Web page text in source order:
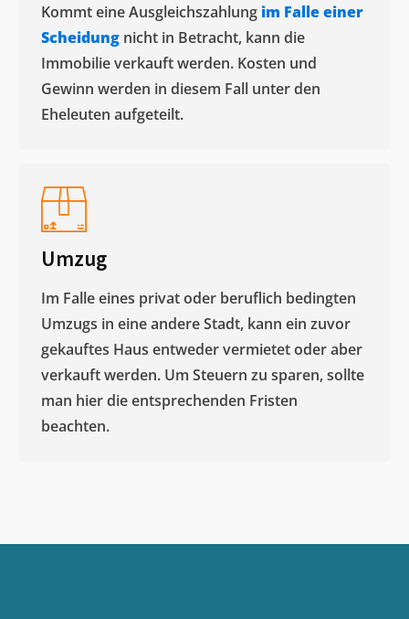
Kommt eine Ausgleichszahlung im Falle einer
Scheidung nicht in Betracht, kann die
Immobilie verkauft werden. Kosten und
Gewinn werden in diesem Fall unter den
Eheleuten aufgeteilt.​
Umzug
Im Falle eines privat oder beruflich bedingten
Umzugs in eine andere Stadt, kann ein zuvor
gekauftes Haus entweder vermietet oder aber
verkauft werden. Um Steuern zu sparen, sollte
man hier die entsprechenden Fristen
beachten.